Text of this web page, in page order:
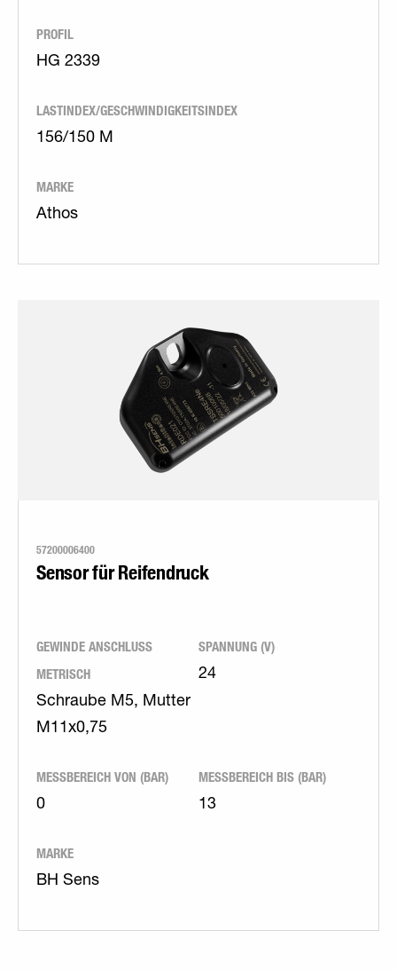
PROFIL
HG 2339
LASTINDEX/GESCHWINDIGKEITSINDEX
156/150 M
MARKE
Athos
57200006400
Sensor für Reifendruck
GEWINDE ANSCHLUSS
METRISCH
Schraube M5, Mutter
M11x0,75
SPANNUNG (V)
24
MESSBEREICH VON (BAR)
0
MESSBEREICH BIS (BAR)
13
MARKE
BH Sens